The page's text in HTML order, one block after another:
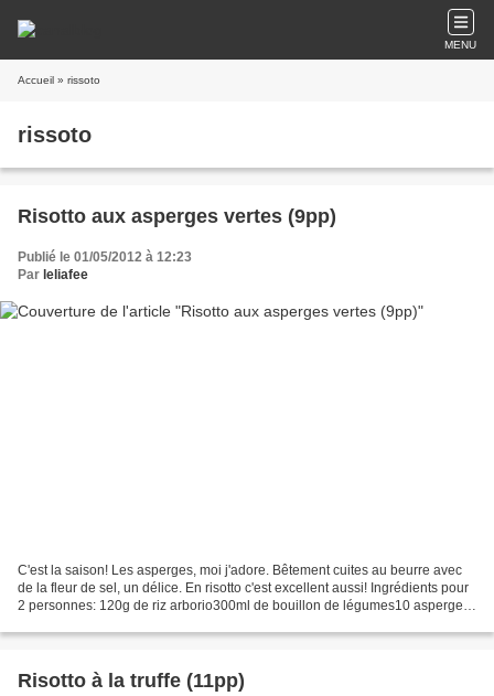
MENU
Accueil » rissoto
rissoto
Risotto aux asperges vertes (9pp)
Publié le 01/05/2012 à 12:23
Par leliafee
C'est la saison! Les asperges, moi j'adore. Bêtement cuites au beurre avec
de la fleur de sel, un délice. En risotto c'est excellent aussi! Ingrédients pour
2 personnes: 120g de riz arborio300ml de bouillon de légumes10 asperges
Risotto à la truffe (11pp)